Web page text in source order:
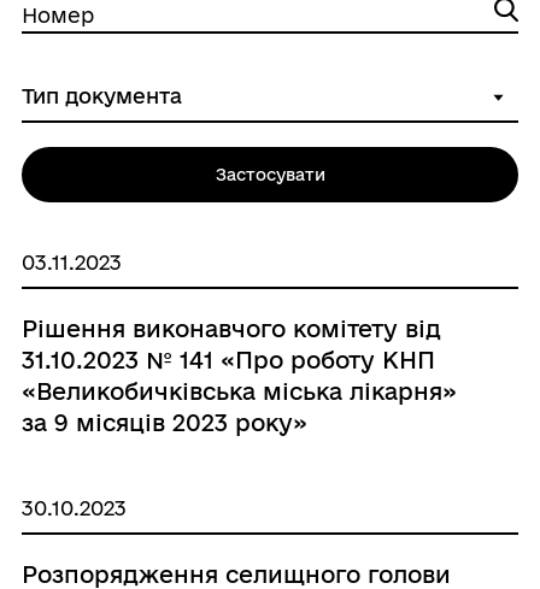
03.11.2023
Рішення виконавчого комітету від
31.10.2023 № 141 «Про роботу КНП
«Великобичківська міська лікарня»
за 9 місяців 2023 року»
30.10.2023
Розпорядження селищного голови
Номер
Застосувати